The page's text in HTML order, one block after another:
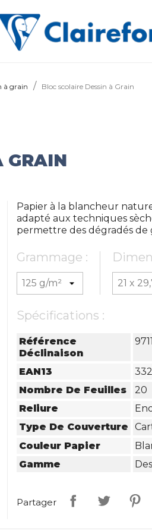
à grain Bloc scolaire Dessin à Grain
GRAIN
Papier à la blancheur
adapté aux techniques
permettre des dégradés de
Grammage :
Spécifications :
Référence
Déclinaison
EAN13
Nombre De Feuilles
20
Reliure
Type De Couverture
Couleur Papier
Gamme
Partager